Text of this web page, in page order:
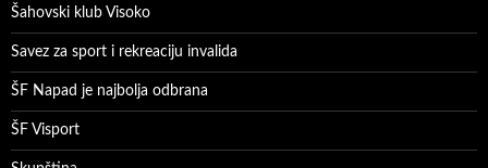
Šahovski klub Visoko
Savez za sport i rekreaciju invalida
ŠF Napad je najbolja odbrana
ŠF Visport